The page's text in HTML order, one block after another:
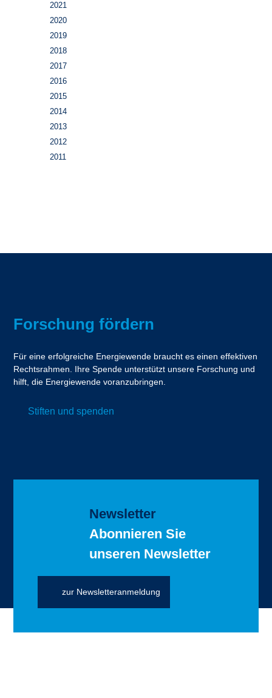
2021
2020
2019
2018
2017
2016
2015
2014
2013
2012
2011
Forschung fördern
Für eine erfolgreiche Energiewende braucht es einen effektiven
Rechtsrahmen. Ihre Spende unterstützt unsere Forschung und
hilft, die Energiewende voranzubringen.
Stiften und spenden
Newsletter
Abonnieren Sie
unseren Newsletter
zur Newsletteranmeldung